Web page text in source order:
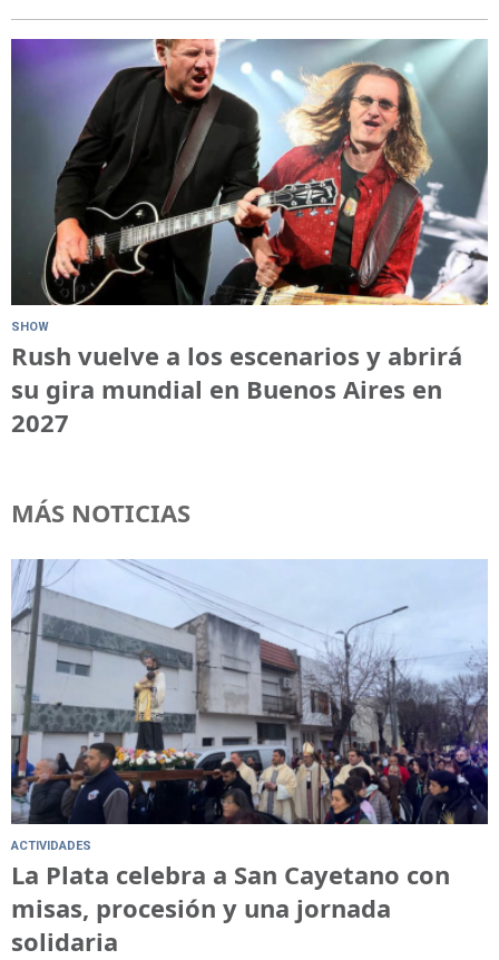
SHOW
Rush vuelve a los escenarios y abrirá
su gira mundial en Buenos Aires en
2027
MÁS NOTICIAS
ACTIVIDADES
La Plata celebra a San Cayetano con
misas, procesión y una jornada
solidaria